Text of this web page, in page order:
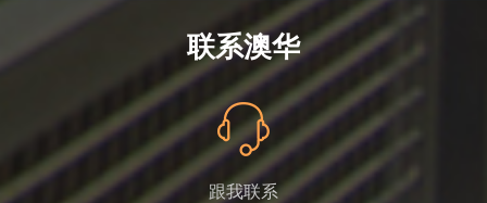
联系澳华
跟我联系